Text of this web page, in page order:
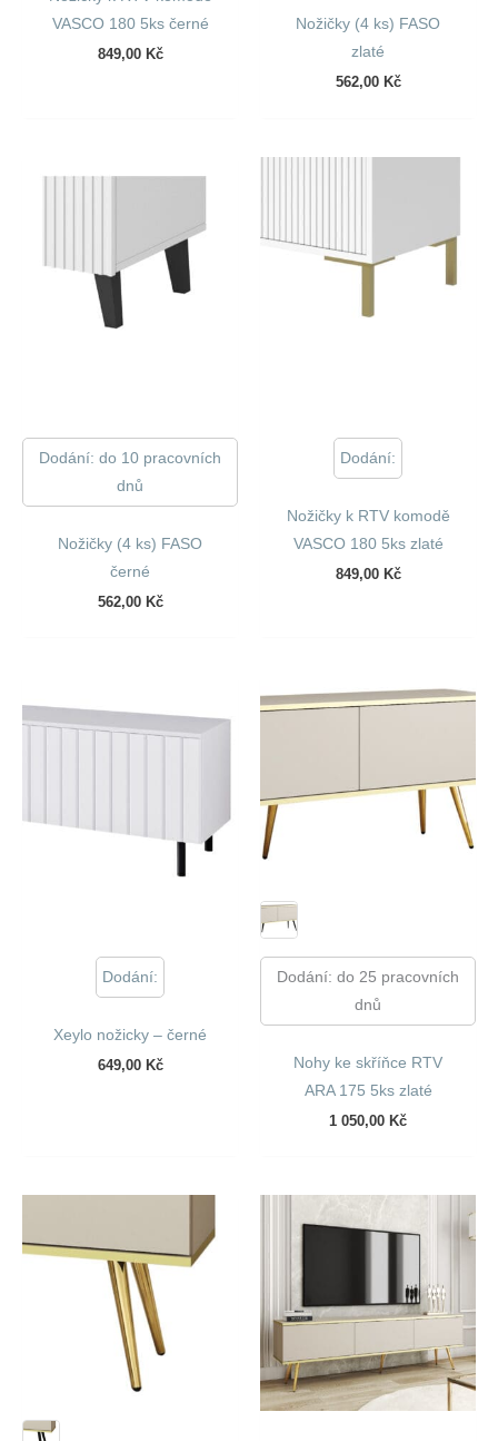
VASCO 180 5ks černé
849,00 Kč
Nožičky (4 ks) FASO
zlaté
562,00 Kč
Dodání: do 10 pracovních
dnů
Nožičky (4 ks) FASO
černé
562,00 Kč
Dodání:
Nožičky k RTV komodě
VASCO 180 5ks zlaté
849,00 Kč
Dodání:
Xeylo nožicky – černé
649,00 Kč
Dodání: do 25 pracovních
dnů
Nohy ke skříňce RTV
ARA 175 5ks zlaté
1 050,00 Kč